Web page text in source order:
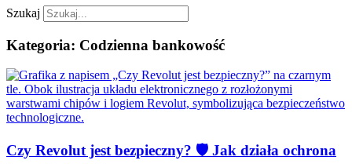
Szukaj
Kategoria: Codzienna bankowość
Czy Revolut jest bezpieczny? 🛡️ Jak działa ochrona